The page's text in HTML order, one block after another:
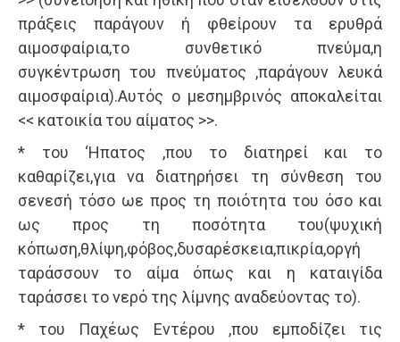
πράξεις παράγουν ή φθείρουν τα ερυθρά
αιμοσφαίρια,το συνθετικό πνεύμα,η
συγκέντρωση του πνεύματος ,παράγουν λευκά
αιμοσφαίρια).Αυτός ο μεσημβρινός αποκαλείται
<< κατοικία του αίματος >>.
* του ‘Ηπατος ,που το διατηρεί και το
καθαρίζει,για να διατηρήσει τη σύνθεση του
σενεσή τόσο ωε προς τη ποιότητα του όσο και
ως προς τη ποσότητα του(ψυχική
κόπωση,θλίψη,φόβος,δυσαρέσκεια,πικρία,οργή
ταράσσουν το αίμα όπως και η καταιγίδα
ταράσσει το νερό της λίμνης αναδεύοντας το).
* του Παχέως Εντέρου ,που εμποδίζει τις